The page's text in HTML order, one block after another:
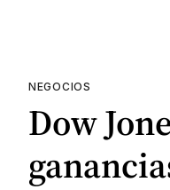
NEGOCIOS
Dow